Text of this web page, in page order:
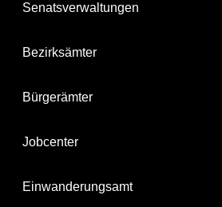
Senatsverwaltungen
Bezirksämter
Bürgerämter
Jobcenter
Einwanderungsamt